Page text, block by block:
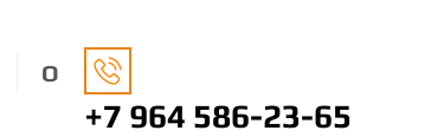
О
+7 964 586-23-65